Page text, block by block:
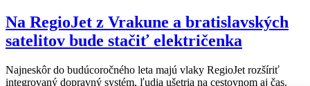
Na RegioJet z Vrakune a bratislavských
satelitov bude stačiť električenka
Najneskôr do budúcoročného leta majú vlaky RegioJet rozšíriť
integrovaný dopravný systém, ľudia ušetria na cestovnom aj čas.